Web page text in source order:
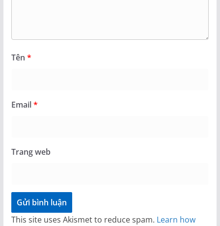
Tên *
Email*
Trang web
This site uses Akismet to reduce spam. Learn how